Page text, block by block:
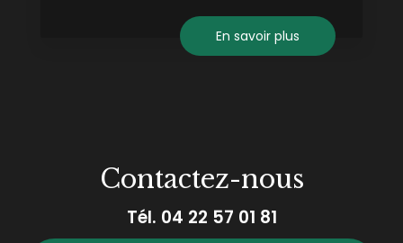
En savoir plus
Contactez-nous
Tél. 04 22 57 01 81